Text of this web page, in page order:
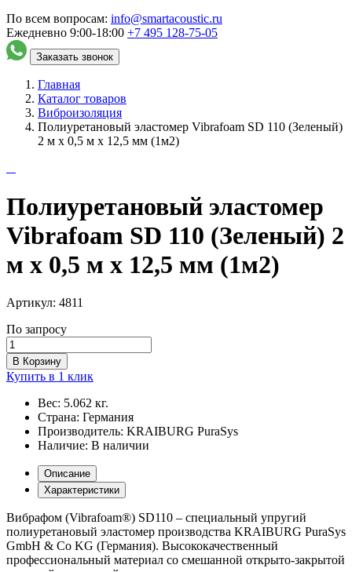
По всем вопросам: info@smartacoustic.ru
Ежедневно 9:00-18:00 +7 495 128-75-05
Заказать звонок
Главная
Каталог товаров
Виброизоляция
Полиуретановый эластомер Vibrafoam SD 110 (Зеленый)
2 м х 0,5 м х 12,5 мм (1м2)
Полиуретановый эластомер
Vibrafoam SD 110 (Зеленый) 2
м х 0,5 м х 12,5 мм (1м2)
Артикул: 4811
По запросу
В Корзину
Купить в 1 клик
Вес: 5.062 кг.
Страна: Германия
Производитель: KRAIBURG PuraSys
Наличие: В наличии
Описание
Характеристики
Вибрафом (Vibrafoam®) SD110 – специальный упругий
полиуретановый эластомер производства KRAIBURG PuraSys
GmbH & Co KG (Германия). Высококачественный
профессиональный материал со смешанной открыто-закрытой